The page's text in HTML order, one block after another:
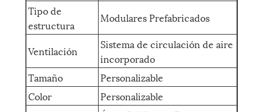
Tipo de
estructura
Modulares Prefabricados
Ventilación
Sistema de circulación de aire
incorporado
Tamaño
Personalizable
Color
Personalizable